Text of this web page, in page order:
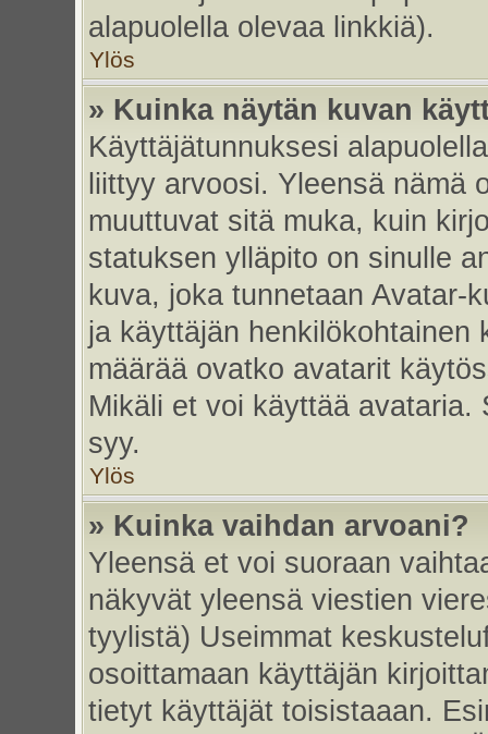
alapuolella olevaa linkkiä).
Ylös
» Kuinka näytän kuvan
Käyttäjätunnuksesi
liittyy arvoosi. Yleensä nämä
muuttuvat sitä muka, kuin
statuksen ylläpito on sinulle
kuva, joka tunnetaan Avatar-
ja käyttäjän henkilökohtainen
määrää ovatko avatarit
Mikäli et voi käyttää
syy.
Ylös
» Kuinka vaihdan arvoani?
Yleensä et voi suoraan
näkyvät yleensä viestien
tyylistä) Useimmat
osoittamaan käyttäjän
tietyt käyttäjät toisistaaan.